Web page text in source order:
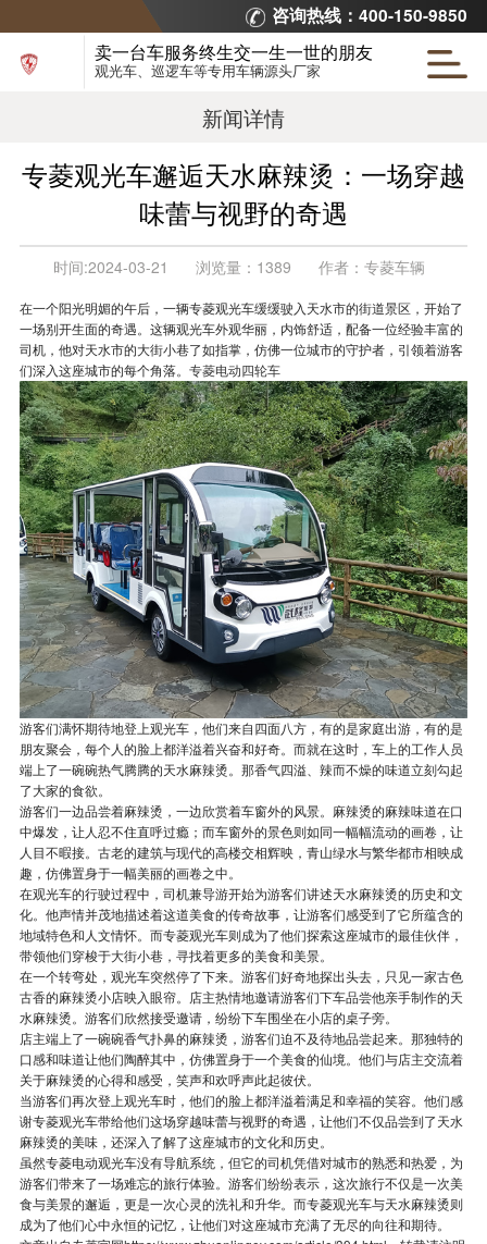
咨询热线：400-150-9850
卖一台车服务终生交一生一世的朋友
观光车、巡逻车等专用车辆源头厂家
新闻详情
专菱观光车邂逅天水麻辣烫：一场穿越
味蕾与视野的奇遇
时间:2024-03-21 浏览量： 1389 作者： 专菱车辆
在一个阳光明媚的午后，一辆专菱观光车缓缓驶入天水市的街道景区，开始了
一场别开生面的奇遇。这辆观光车外观华丽，内饰舒适，配备一位经验丰富的
司机，他对天水市的大街小巷了如指掌，仿佛一位城市的守护者，引领着游客
们深入这座城市的每个角落。 专菱电动四轮车
游客们满怀期待地登上观光车，他们来自四面八方，有的是家庭出游，有的是
朋友聚会，每个人的脸上都洋溢着兴奋和好奇。而就在这时，车上的工作人员
端上了一碗碗热气腾腾的天水麻辣烫。那香气四溢、辣而不燥的味道立刻勾起
了大家的食欲。
游客们一边品尝着麻辣烫，一边欣赏着车窗外的风景。麻辣烫的麻辣味道在口
中爆发，让人忍不住直呼过瘾；而车窗外的景色则如同一幅幅流动的画卷，让
人目不暇接。古老的建筑与现代的高楼交相辉映，青山绿水与繁华都市相映成
趣，仿佛置身于一幅美丽的画卷之中。
在观光车的行驶过程中，司机兼导游开始为游客们讲述天水麻辣烫的历史和文
化。他声情并茂地描述着这道美食的传奇故事，让游客们感受到了它所蕴含的
地域特色和人文情怀。而专菱观光车则成为了他们探索这座城市的最佳伙伴，
带领他们穿梭于大街小巷，寻找着更多的美食和美景。
在一个转弯处，观光车突然停了下来。游客们好奇地探出头去，只见一家古色
古香的麻辣烫小店映入眼帘。店主热情地邀请游客们下车品尝他亲手制作的天
水麻辣烫。游客们欣然接受邀请，纷纷下车围坐在小店的桌子旁。
店主端上了一碗碗香气扑鼻的麻辣烫，游客们迫不及待地品尝起来。那独特的
口感和味道让他们陶醉其中，仿佛置身于一个美食的仙境。他们与店主交流着
关于麻辣烫的心得和感受，笑声和欢呼声此起彼伏。
当游客们再次登上观光车时，他们的脸上都洋溢着满足和幸福的笑容。他们感
谢专菱观光车带给他们这场穿越味蕾与视野的奇遇，让他们不仅品尝到了天水
麻辣烫的美味，还深入了解了这座城市的文化和历史。
虽然专菱电动观光车没有导航系统，但它的司机凭借对城市的熟悉和热爱，为
游客们带来了一场难忘的旅行体验。游客们纷纷表示，这次旅行不仅是一次美
食与美景的邂逅，更是一次心灵的洗礼和升华。而专菱观光车与天水麻辣烫则
成为了他们心中永恒的记忆，让他们对这座城市充满了无尽的向往和期待。